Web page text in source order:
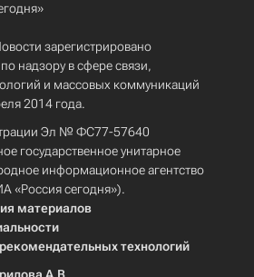
зарегистрировано
надзору в сфере связи,
и массовых коммуникаций
2014 года.
Эл № ФС77-57640
государственное унитарное
информационное агентство
«Россия сегодня»).
материалов
технологий